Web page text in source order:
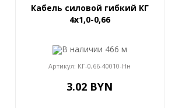
Кабель силовой гибкий КГ
4x1,0-0,66
В наличии 466 м
Артикул: КГ-0,66-40010-Нн
3.02 BYN